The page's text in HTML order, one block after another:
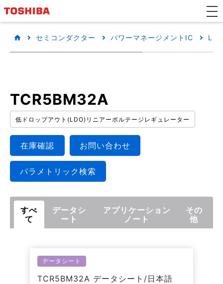
セミコンダクター パワーマネージメントIC
TCR5BM32A
低ドロップアウト(LDO)リニアーボルテージレギュレーター
在庫確認 お問い合わせ
パラメトリック検索
すべ
て
データシ
ート
アプリケーション
ノート
その
他
データシート
TCR5BM32A データシート/日本語